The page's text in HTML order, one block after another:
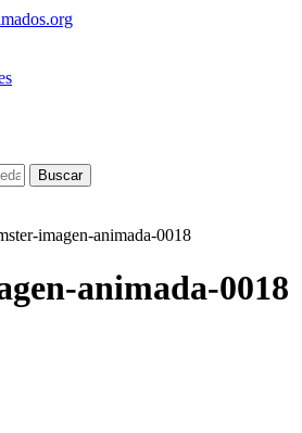
Buscar
imagen-animada-0018
animada-0018